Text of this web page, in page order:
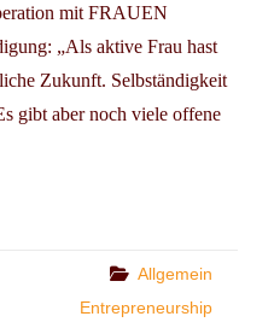
mit FRAUEN
„Als aktive Frau hast
Zukunft. Selbständigkeit
gibt aber noch viele offene
Categories
Allgemein
Entrepreneurship